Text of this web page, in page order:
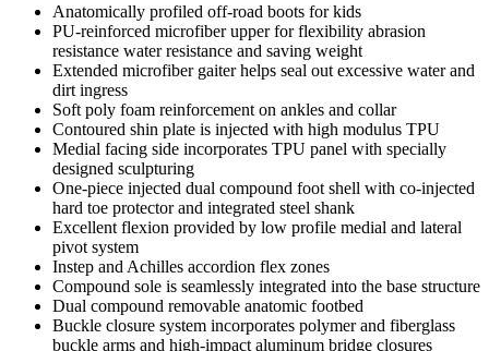
Anatomically profiled off-road boots for kids
PU-reinforced microfiber upper for flexibility abrasion
resistance water resistance and saving weight
Extended microfiber gaiter helps seal out excessive water and
dirt ingress
Soft poly foam reinforcement on ankles and collar
Contoured shin plate is injected with high modulus TPU
Medial facing side incorporates TPU panel with specially
designed sculpturing
One-piece injected dual compound foot shell with co-injected
hard toe protector and integrated steel shank
Excellent flexion provided by low profile medial and lateral
pivot system
Instep and Achilles accordion flex zones
Compound sole is seamlessly integrated into the base structure
Dual compound removable anatomic footbed
Buckle closure system incorporates polymer and fiberglass
buckle arms and high-impact aluminum bridge closures